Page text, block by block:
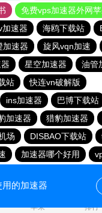
免费vps加速器外网
加速器 海鸥下载站
加速器 旋风vqn加速
星空加速器
油管
站
快连vn破解版
ins加速器
巴博下载站
加速器 猎豹加速器
场 DISBAO下载站
加速器哪个好用
苹果 排行
的加速器